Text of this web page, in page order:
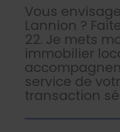
Vous
Lannion ?
22. Je mets
immobilier
service de
transaction